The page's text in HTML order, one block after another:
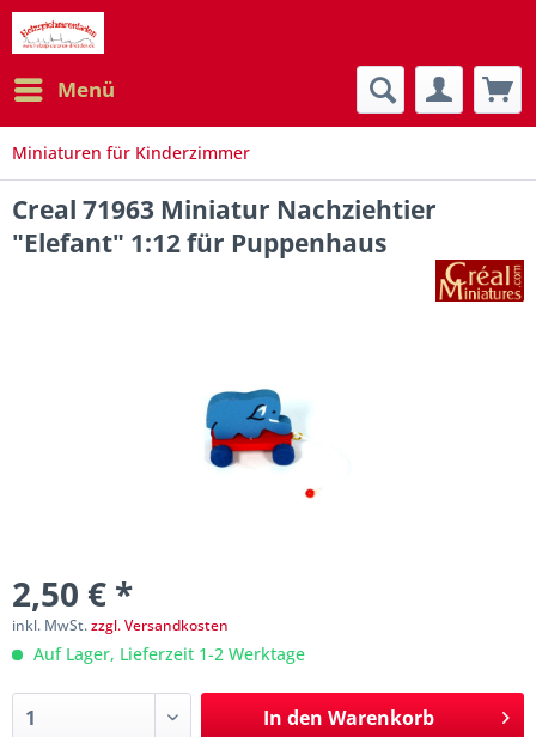
Menü
Miniaturen für Kinderzimmer
Creal 71963 Miniatur Nachziehtier
"Elefant" 1:12 für Puppenhaus
2,50 € *
inkl. MwSt.zzgl. Versandkosten
Auf Lager, Lieferzeit 1-2 Werktage
In den Warenkorb